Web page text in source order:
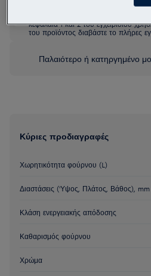
Οι οδηγίες ασφαλείας και οι
κεφάλαια 1 και 2 του εγχειριδίου
του προϊόντος διαβάστε το πλήρες
Παλαιότερο ή κατηργημένο
Κύριες προδιαγραφές
Χωρητικότητα φούρνου (L)
Διαστάσεις ('Υψος, Πλάτος, Βάθος), mm
Κλάση ενεργειακής απόδοσης
Καθαρισμός φούρνου
Χρώμα